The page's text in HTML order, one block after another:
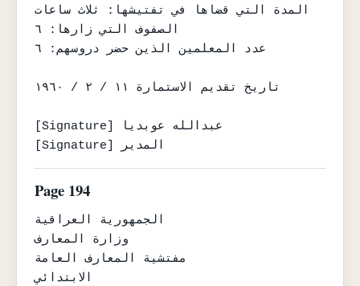
المدة التي قضاها في تفتيشها: ثلاث ساعات
الصفوف التي زارها: ٦
عدد المعلمين الذين حضر دروسهم: ٦
تاريخ تقديم الاستمارة ١١ / ٢ / ١٩٦٠
[Signature] عبدالله عوبديا
[Signature] المدير
Page 194
الجمهورية العراقية
وزارة المعارف
مفتشية المعارف العامة
الابتدائي